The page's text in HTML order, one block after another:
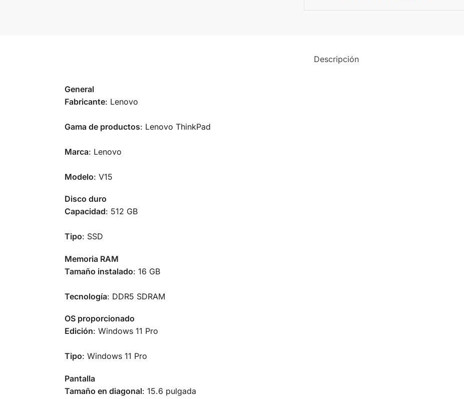
Descripción
General
Fabricante: Lenovo
Gama de productos: Lenovo ThinkPad
Marca: Lenovo
Modelo: V15
Disco duro
Capacidad: 512 GB
Tipo: SSD
Memoria RAM
Tamaño instalado: 16 GB
Tecnología: DDR5 SDRAM
OS proporcionado
Edición: Windows 11 Pro
Tipo: Windows 11 Pro
Pantalla
Tamaño en diagonal: 15.6 pulgada